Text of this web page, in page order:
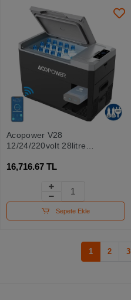
Acopower V28
12/24/220volt 28litre
Buzdolabı (akü Dahil
16,716.67 TL
Sepete Ekle
1 2 3